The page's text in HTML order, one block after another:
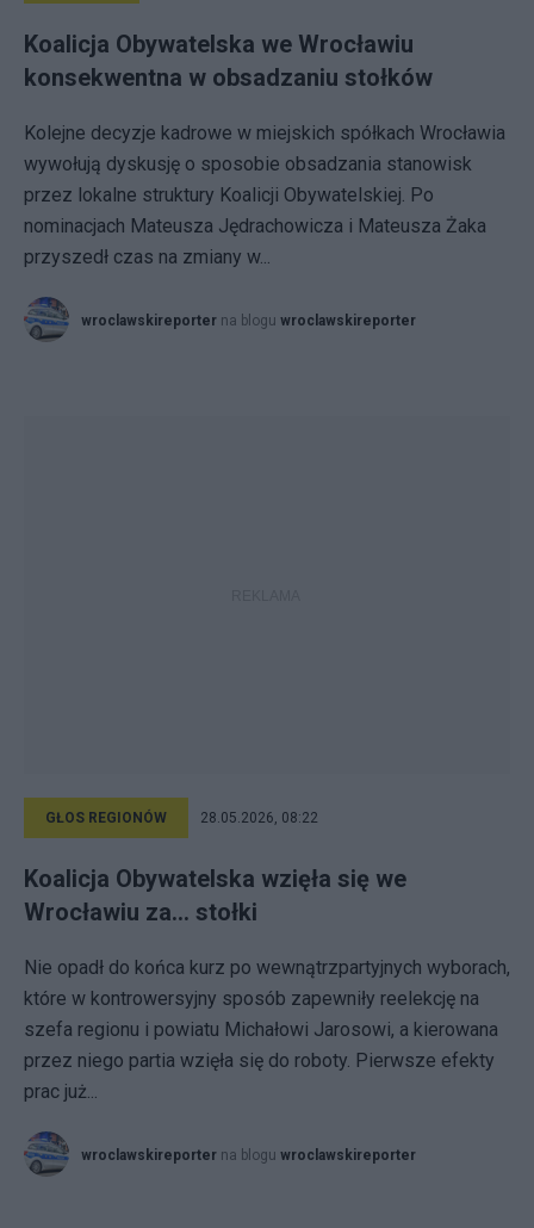
Koalicja Obywatelska we Wrocławiu
konsekwentna w obsadzaniu stołków
Kolejne decyzje kadrowe w miejskich spółkach Wrocławia
wywołują dyskusję o sposobie obsadzania stanowisk
przez lokalne struktury Koalicji Obywatelskiej. Po
nominacjach Mateusza Jędrachowicza i Mateusza Żaka
przyszedł czas na zmiany w...
wroclawskireporter na blogu wroclawskireporter
GŁOS REGIONÓW 28.05.2026, 08:22
Koalicja Obywatelska wzięła się we
Wrocławiu za… stołki
Nie opadł do końca kurz po wewnątrzpartyjnych wyborach,
które w kontrowersyjny sposób zapewniły reelekcję na
szefa regionu i powiatu Michałowi Jarosowi, a kierowana
przez niego partia wzięła się do roboty. Pierwsze efekty
prac już...
wroclawskireporter na blogu wroclawskireporter